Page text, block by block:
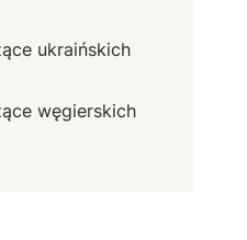
ukraińskich
węgierskich